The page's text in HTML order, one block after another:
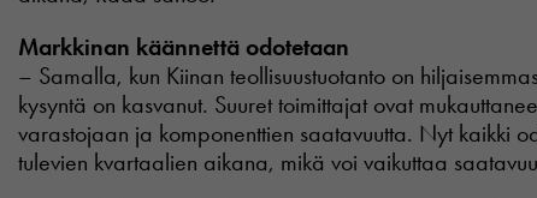
Markkinan käännettä odotetaan
– Samalla, kun Kiinan teollisuustuotanto on
kysyntä on kasvanut. Suuret toimittajat ovat
varastojaan ja komponenttien saatavuutta. Nyt kaikki
tulevien kvartaalien aikana, mikä voi vaikuttaa